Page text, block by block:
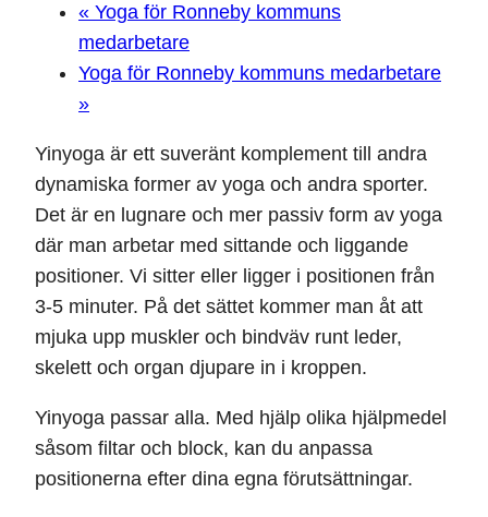
« Yoga för Ronneby kommuns
medarbetare
Yoga för Ronneby kommuns medarbetare
»
Yinyoga är ett suveränt komplement till andra
dynamiska former av yoga och andra sporter.
Det är en lugnare och mer passiv form av yoga
där man arbetar med sittande och liggande
positioner. Vi sitter eller ligger i positionen från
3-5 minuter. På det sättet kommer man åt att
mjuka upp muskler och bindväv runt leder,
skelett och organ djupare in i kroppen.
Yinyoga passar alla. Med hjälp olika hjälpmedel
såsom filtar och block, kan du anpassa
positionerna efter dina egna förutsättningar.